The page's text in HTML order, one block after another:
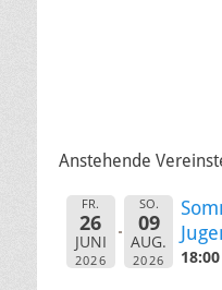
Anstehende
FR.
26
JUNI
2026
SO.
09
AUG.
2026